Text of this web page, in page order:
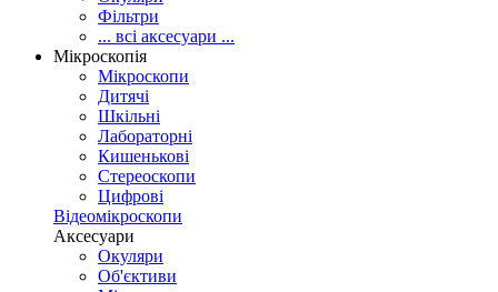
Фільтри
... всі аксесуари ...
Мікроскопія
Мікроскопи
Дитячі
Шкільні
Лабораторні
Кишенькові
Стереоскопи
Цифрові
Відеомікроскопи
Аксесуари
Окуляри
Об'єктиви